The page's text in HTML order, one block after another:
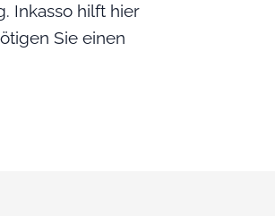
Inkasso hilft hier
Sie einen